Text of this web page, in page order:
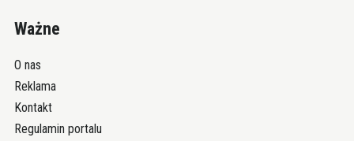
Ważne
O nas
Reklama
Kontakt
Regulamin portalu